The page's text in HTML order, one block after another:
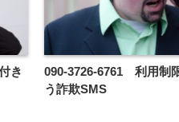
き
090-3726-6761 利用制
う詐欺SMS